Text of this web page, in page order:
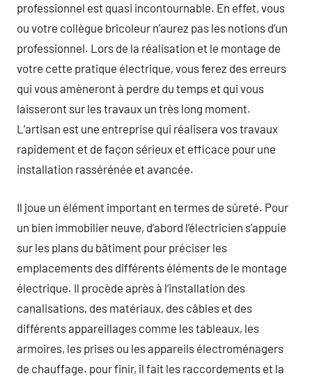
professionnel est quasi incontournable. En effet, vous
ou votre collègue bricoleur n’aurez pas les notions d’un
professionnel. Lors de la réalisation et le montage de
votre cette pratique électrique, vous ferez des erreurs
qui vous amèneront à perdre du temps et qui vous
laisseront sur les travaux un très long moment.
L’artisan est une entreprise qui réalisera vos travaux
rapidement et de façon sérieux et efficace pour une
installation rassérénée et avancée.
Il joue un élément important en termes de sûreté. Pour
un bien immobilier neuve, d’abord l’électricien s’appuie
sur les plans du bâtiment pour préciser les
emplacements des différents éléments de le montage
électrique. Il procède après à l’installation des
canalisations, des matériaux, des câbles et des
différents appareillages comme les tableaux, les
armoires, les prises ou les appareils électroménagers
de chauffage. pour finir, il fait les raccordements et la